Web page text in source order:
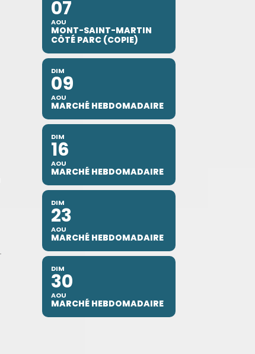
07
AOU
MONT-SAINT-MARTIN
CÔTÉ PARC (COPIE)
DIM
09
AOU
MARCHÉ HEBDOMADAIRE
DIM
16
AOU
MARCHÉ HEBDOMADAIRE
DIM
23
AOU
MARCHÉ HEBDOMADAIRE
DIM
30
AOU
MARCHÉ HEBDOMADAIRE